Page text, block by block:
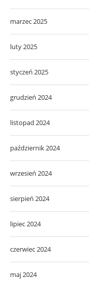
marzec 2025
luty 2025
styczeń 2025
grudzień 2024
listopad 2024
październik 2024
wrzesień 2024
sierpień 2024
lipiec 2024
czerwiec 2024
maj 2024